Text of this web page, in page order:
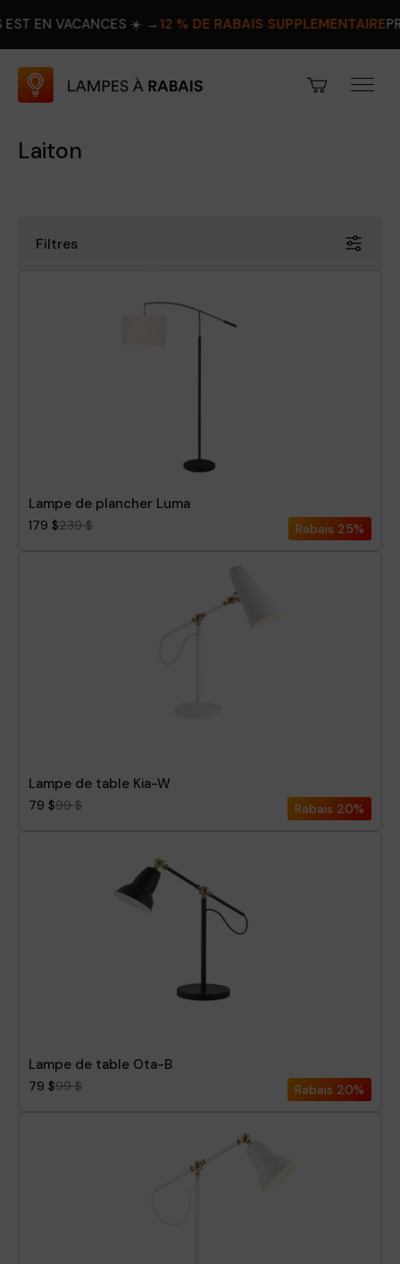
☀️ →12 % DE RABAIS SUPPLÉMENTAIREPROFITEZ-
Laiton
Filtres
Lampe de plancher Luma
179 $239 $ Rabais 25%
Lampe de table Kia-W
79 $99 $ Rabais 20%
Lampe de table Ota-B
79 $99 $ Rabais 20%